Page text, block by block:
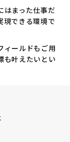
はまった仕事だ
現できる環境で
ィールドもご用
も叶えたいとい